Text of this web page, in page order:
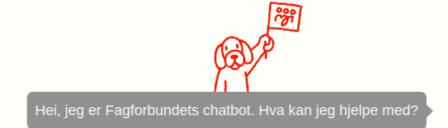
Hei, jeg er Fagforbundets chatbot. Hva kan jeg hjelpe med?